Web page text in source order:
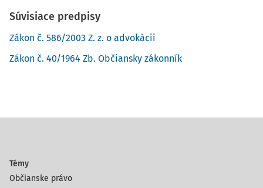
Súvisiace predpisy
Zákon č. 586/2003 Z. z. o advokácii
Zákon č. 40/1964 Zb. Občiansky zákonník
Témy
Občianske právo